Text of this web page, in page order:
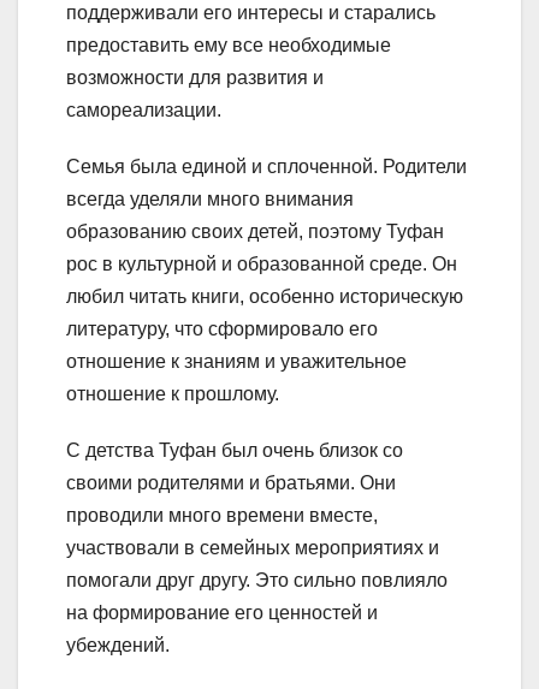
поддерживали его интересы и старались
предоставить ему все необходимые
возможности для развития и
самореализации.
Семья была единой и сплоченной. Родители
всегда уделяли много внимания
образованию своих детей, поэтому Туфан
рос в культурной и образованной среде. Он
любил читать книги, особенно историческую
литературу, что сформировало его
отношение к знаниям и уважительное
отношение к прошлому.
С детства Туфан был очень близок со
своими родителями и братьями. Они
проводили много времени вместе,
участвовали в семейных мероприятиях и
помогали друг другу. Это сильно повлияло
на формирование его ценностей и
убеждений.